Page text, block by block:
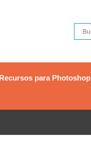
Recursos para Photoshop